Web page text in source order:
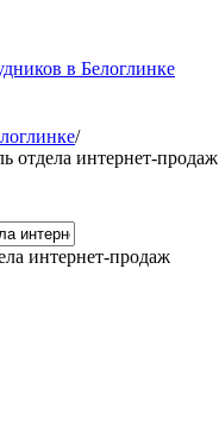
в Белоглинке
/
отдела интернет-продаж
интернет-продаж